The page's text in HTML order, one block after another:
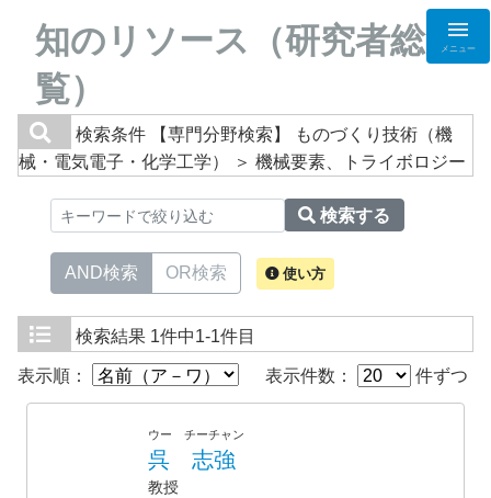
知のリソース（研究者総
覧）
メニュー
検索条件
【専門分野検索】 ものづくり技術（機
械・電気電子・化学工学） ＞ 機械要素、トライボロジー
検索する
AND検索 OR検索 使い方
検索結果 1件中1-1件目
表示順： 表示件数： 件ずつ
ウー チーチャン
呉 志強
教授